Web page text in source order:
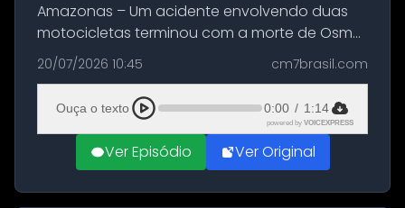
Amazonas – Um acidente envolvendo duas
motocicletas terminou com a morte de Osmar
Figueiredo de Souza, de 38 anos, no município
de São Sebastião do Uatumã, no interior do
Amazonas. A colisão ocorreu n...
20/07/2026 10:45 cm7brasil.com
Ouça o texto 0:00 / 1:14
powered by VOICEXPRESS
Ver Episódio Ver Original